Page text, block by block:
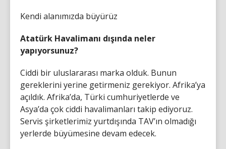
Kendi alanımızda büyürüz
Atatürk Havalimanı dışında neler
yapıyorsunuz?
Ciddi bir uluslararası marka olduk. Bunun
gereklerini yerine getirmeniz gerekiyor. Afrika’ya
açıldık. Afrika’da, Türki cumhuriyetlerde ve
Asya’da çok ciddi havalimanları takip ediyoruz.
Servis şirketlerimiz yurtdışında TAV’ın olmadığı
yerlerde büyümesine devam edecek.